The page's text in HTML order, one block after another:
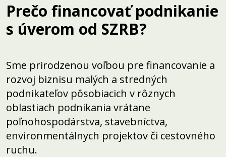
Prečo financovať podnikanie
s úverom od SZRB?
Sme prirodzenou voľbou pre financovanie a
rozvoj biznisu malých a stredných
podnikateľov pôsobiacich v rôznych
oblastiach podnikania vrátane
poľnohospodárstva, stavebníctva,
environmentálnych projektov či cestovného
ruchu.